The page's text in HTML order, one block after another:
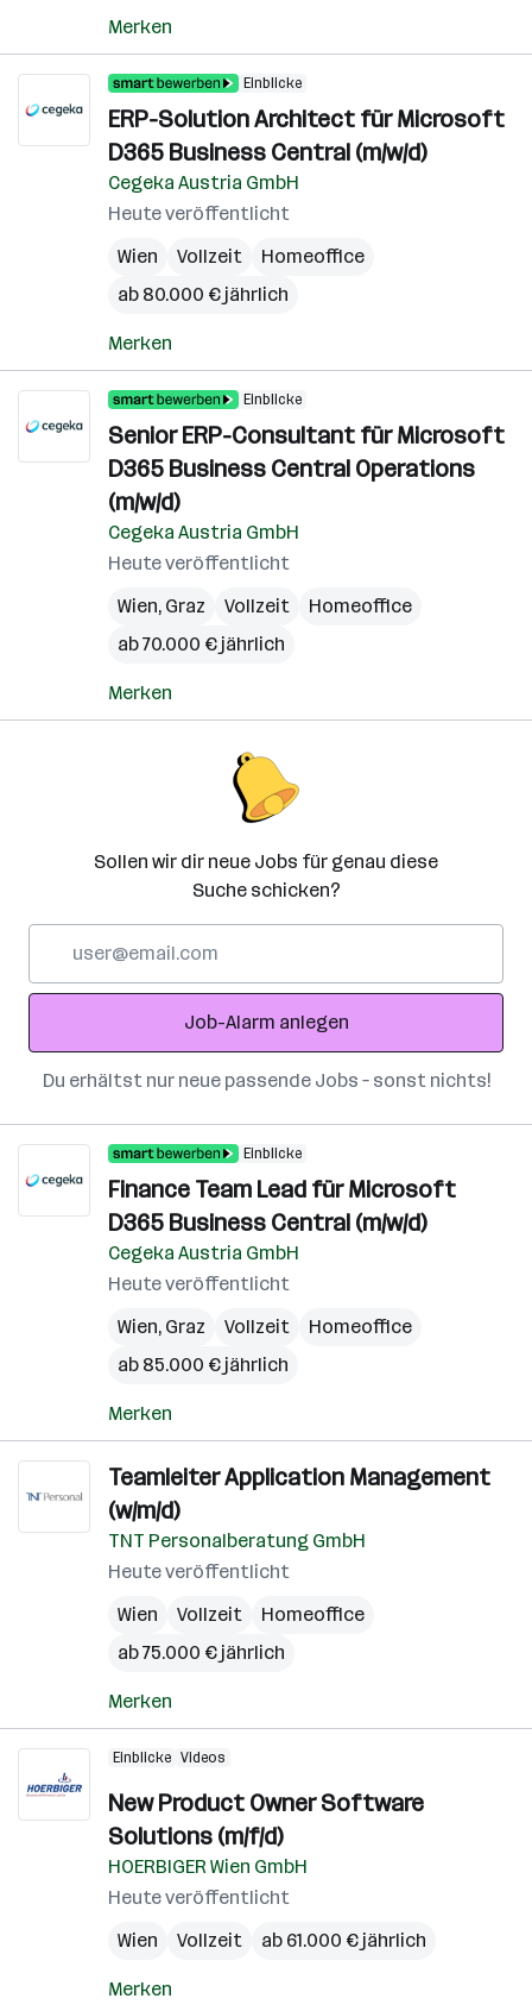
Merken
Einblicke
ERP-Solution Architect für Microsoft
D365 Business Central (m/w/d)
Cegeka Austria GmbH
Heute veröffentlicht
Wien
Vollzeit
Homeoffice
ab 80.000 € jährlich
Merken
Einblicke
Senior ERP-Consultant für Microsoft
D365 Business Central Operations
(m/w/d)
Cegeka Austria GmbH
Heute veröffentlicht
Wien, Graz Vollzeit
Homeoffice
ab 70.000 € jährlich
Merken
Sollen wir dir neue Jobs für genau diese
Suche schicken?
Adresse
Job-Alarm anlegen
Du erhältst nur neue passende Jobs – sonst nichts!
Einblicke
Finance Team Lead für Microsoft
D365 Business Central (m/w/d)
Cegeka Austria GmbH
Heute veröffentlicht
Wien, Graz Vollzeit
Homeoffice
ab 85.000 € jährlich
Merken
Teamleiter Application Management
(w/m/d)
TNT Personalberatung GmbH
Heute veröffentlicht
Wien
Vollzeit
Homeoffice
ab 75.000 € jährlich
Merken
Einblicke Videos
New Product Owner Software
Solutions (m/f/d)
HOERBIGER Wien GmbH
Heute veröffentlicht
Wien
Vollzeit ab 61.000 € jährlich
Merken